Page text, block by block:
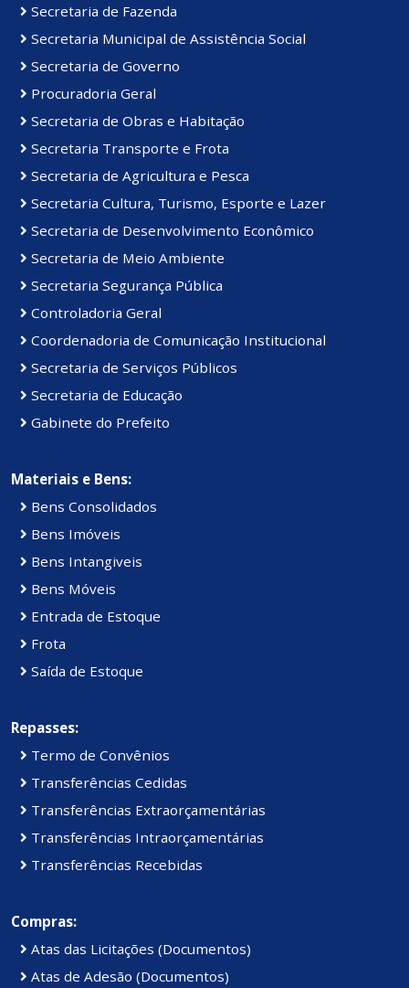
Secretaria de Fazenda
Secretaria Municipal de Assistência Social
Secretaria de Governo
Procuradoria Geral
Secretaria de Obras e Habitação
Secretaria Transporte e Frota
Secretaria de Agricultura e Pesca
Secretaria Cultura, Turismo, Esporte e Lazer
Secretaria de Desenvolvimento Econômico
Secretaria de Meio Ambiente
Secretaria Segurança Pública
Controladoria Geral
Coordenadoria de Comunicação Institucional
Secretaria de Serviços Públicos
Secretaria de Educação
Gabinete do Prefeito
Materiais e Bens:
Bens Consolidados
Bens Imóveis
Bens Intangiveis
Bens Móveis
Entrada de Estoque
Frota
Saída de Estoque
Repasses:
Termo de Convênios
Transferências Cedidas
Transferências Extraorçamentárias
Transferências Intraorçamentárias
Transferências Recebidas
Compras:
Atas das Licitações (Documentos)
Atas de Adesão (Documentos)